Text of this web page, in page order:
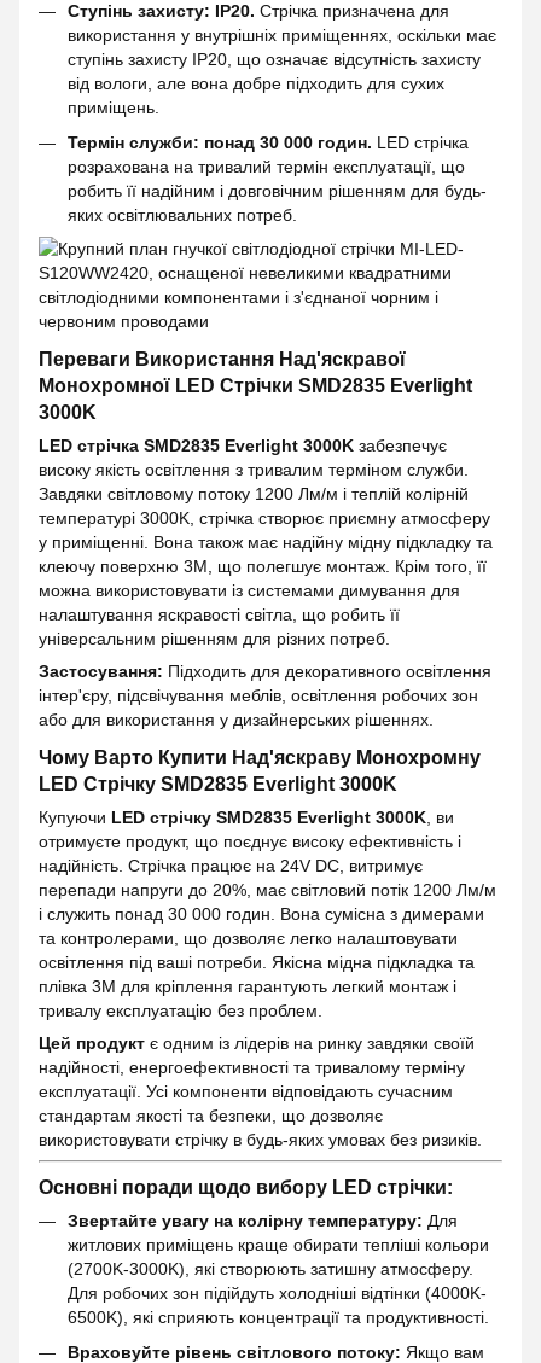
Ступінь захисту: IP20. Стрічка призначена для
використання у внутрішніх приміщеннях, оскільки має
ступінь захисту IP20, що означає відсутність захисту
від вологи, але вона добре підходить для сухих
приміщень.
Термін служби: понад 30 000 годин. LED стрічка
розрахована на тривалий термін експлуатації, що
робить її надійним і довговічним рішенням для будь-
яких освітлювальних потреб.
Переваги Використання Над'яскравої
Монохромної LED Стрічки SMD2835 Everlight
3000K
LED стрічка SMD2835 Everlight 3000K забезпечує
високу якість освітлення з тривалим терміном служби.
Завдяки світловому потоку 1200 Лм/м і теплій колірній
температурі 3000K, стрічка створює приємну атмосферу
у приміщенні. Вона також має надійну мідну підкладку та
клеючу поверхню 3М, що полегшує монтаж. Крім того, її
можна використовувати із системами димування для
налаштування яскравості світла, що робить її
універсальним рішенням для різних потреб.
Застосування: Підходить для декоративного освітлення
інтер'єру, підсвічування меблів, освітлення робочих зон
або для використання у дизайнерських рішеннях.
Чому Варто Купити Над'яскраву Монохромну
LED Стрічку SMD2835 Everlight 3000K
Купуючи LED стрічку SMD2835 Everlight 3000K , ви
отримуєте продукт, що поєднує високу ефективність і
надійність. Стрічка працює на 24V DC, витримує
перепади напруги до 20%, має світловий потік 1200 Лм/м
і служить понад 30 000 годин. Вона сумісна з димерами
та контролерами, що дозволяє легко налаштовувати
освітлення під ваші потреби. Якісна мідна підкладка та
плівка 3М для кріплення гарантують легкий монтаж і
тривалу експлуатацію без проблем.
Цей продукт є одним із лідерів на ринку завдяки своїй
надійності, енергоефективності та тривалому терміну
експлуатації. Усі компоненти відповідають сучасним
стандартам якості та безпеки, що дозволяє
використовувати стрічку в будь-яких умовах без ризиків.
Основні поради щодо вибору LED стрічки:
Звертайте увагу на колірну температуру: Для
житлових приміщень краще обирати тепліші кольори
(2700K-3000K), які створюють затишну атмосферу.
Для робочих зон підійдуть холодніші відтінки (4000K-
6500K), які сприяють концентрації та продуктивності.
Враховуйте рівень світлового потоку: Якщо вам